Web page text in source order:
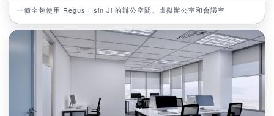
一價全包使用 Regus Hsin Ji 的辦公空間、虛擬辦公室和會議室